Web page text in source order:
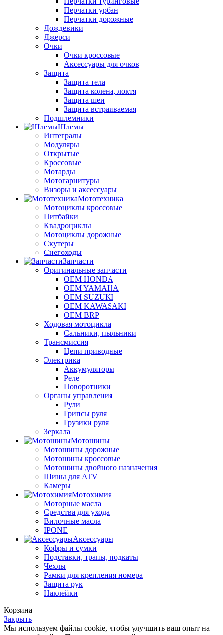
Перчатки урбан
Перчатки дорожные
Дождевики
Джерси
Очки
Очки кроссовые
Аксессуары для очков
Защита
Защита тела
Защита колена, локтя
Защита шеи
Защита встраиваемая
Подшлемники
Шлемы
Интегралы
Модуляры
Открытые
Кроссовые
Мотарды
Мотогарнитуры
Визоры и аксессуары
Мототехника
Мотоциклы кроссовые
Питбайки
Квадроциклы
Мотоциклы дорожные
Скутеры
Снегоходы
Запчасти
Оригинальные запчасти
OEM HONDA
OEM YAMAHA
OEM SUZUKI
OEM KAWASAKI
OEM BRP
Ходовая мотоцикла
Сальники, пыльники
Трансмиссия
Цепи приводные
Электрика
Аккумуляторы
Реле
Поворотники
Органы управления
Рули
Грипсы руля
Грузики руля
Зеркала
Мотошины
Мотошины дорожные
Мотошины кроссовые
Мотошины двойного назначения
Шины для ATV
Камеры
Мотохимия
Моторные масла
Средства для ухода
Вилочные масла
IPONE
Аксессуары
Кофры и сумки
Подставки, трапы, подкаты
Чехлы
Рамки для крепления номера
Защита рук
Наклейки
Корзина
Закрыть
Мы используем файлы cookie, чтобы улучшить ваш опыт на